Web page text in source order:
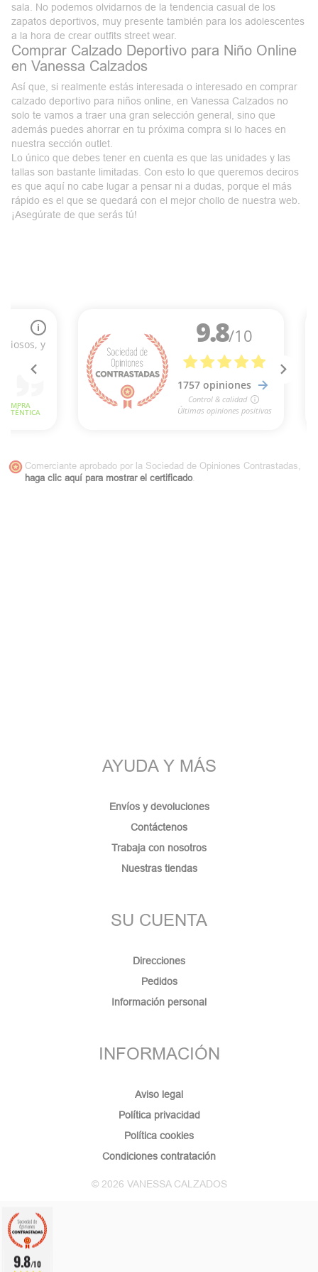
sala. No podemos olvidarnos de la tendencia casual de los
zapatos deportivos, muy presente también para los adolescentes
a la hora de crear outfits street wear.
Comprar Calzado Deportivo para Niño Online
en Vanessa Calzados
Así que, si realmente estás interesada o interesado en comprar
calzado deportivo para niños online, enVanessa Calzados no
solo te vamos a traer una gran selección general, sino que
además puedes ahorrar en tu próxima compra si lo haces en
nuestra sección outlet.
Lo único que debes tener en cuenta es que las unidades y las
tallas son bastante limitadas. Con esto lo que queremos deciros
es que aquí no cabe lugar a pensar ni a dudas, porque el más
rápido es el que se quedará con el mejor chollo de nuestra web.
¡Asegúrate de que serás tú!
Comerciante aprobado por la Sociedad de Opiniones Contrastadas,
haga clic aquí para mostrar el certificado.
AYUDA Y MÁS
Envíos y devoluciones
Contáctenos
Trabaja con nosotros
Nuestras tiendas
SU CUENTA
Direcciones
Pedidos
Información personal
INFORMACIÓN
Aviso legal
Política privacidad
Política cookies
Condiciones contratación
© 2026 VANESSA CALZADOS
9.8/10